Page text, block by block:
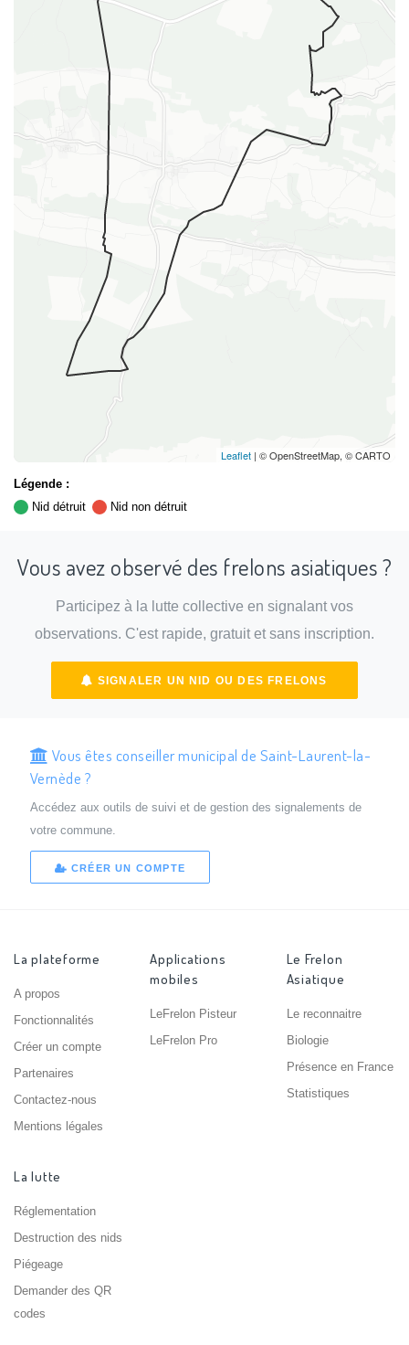
Leaflet | © OpenStreetMap, © CARTO
Légende :
Nid détruit
Nid non détruit
Vous avez observé des frelons asiatiques ?
Participez à la lutte collective en signalant vos
observations. C'est rapide, gratuit et sans inscription.
SIGNALER UN NID OU DES FRELONS
Vous êtes conseiller municipal de Saint-Laurent-la-
Vernède ?
Accédez aux outils de suivi et de gestion des signalements de
votre commune.
CRÉER UN COMPTE
La plateforme
A propos
Fonctionnalités
Créer un compte
Partenaires
Contactez-nous
Mentions légales
Applications
mobiles
LeFrelon Pisteur
LeFrelon Pro
Le Frelon
Asiatique
Le reconnaitre
Biologie
Présence en France
Statistiques
La lutte
Réglementation
Destruction des nids
Piégeage
Demander des QR
codes